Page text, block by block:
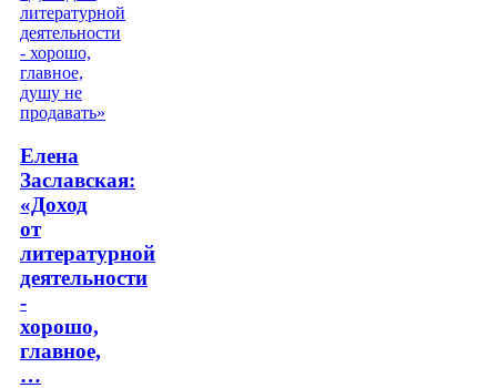
Елена
Заславская:
«Доход
от
литературной
деятельности
-
хорошо,
главное,
…